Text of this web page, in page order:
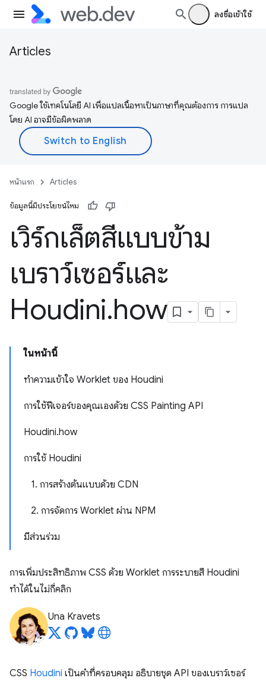
ลงชื่อเข้าใช้
Articles
Google ใช้เทคโนโลยี AI เพื่อแปลเนื้อหาเป็นภาษาที่คุณต้องการ การแปล
โดย AI อาจมีข้อผิดพลาด
หน้าแรก Articles
ข้อมูลนี้มีประโยชน์ไหม
เวิร์กเล็ตสีแบบข้าม
เบราว์เซอร์และ
Houdini.how
ในหน้านี้
ทำความเข้าใจ Worklet ของ Houdini
การใช้ฟีเจอร์ของคุณเองด้วย CSS Painting API
Houdini.how
การใช้ Houdini
1. การสร้างต้นแบบด้วย CDN
2. การจัดการ Worklet ผ่าน NPM
มีส่วนร่วม
การเพิ่มประสิทธิภาพ CSS ด้วย Worklet การระบายสี Houdini
ทำได้ในไม่กี่คลิก
Una Kravets
CSS Houdini เป็นคำที่ครอบคลุม อธิบายชุด API ของเบราว์เซอร์